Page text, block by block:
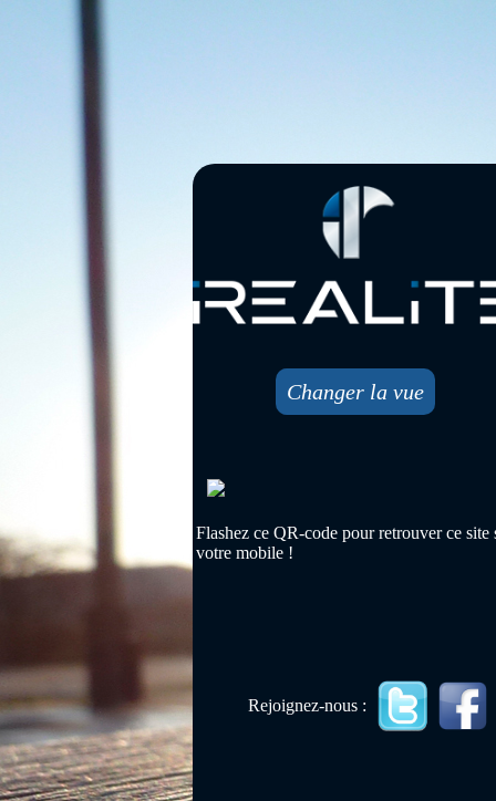
Changer la vue
Flashez ce QR-code pour retrouver ce site
votre mobile !
Rejoignez-nous :